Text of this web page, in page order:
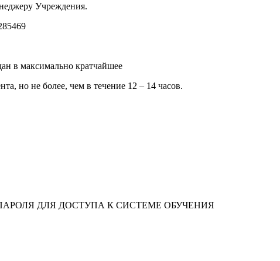
Учреждения.
в максимально кратчайшее
но не более, чем в течение 12 – 14 часов.
ДЛЯ ДОСТУПА К СИСТЕМЕ ОБУЧЕНИЯ